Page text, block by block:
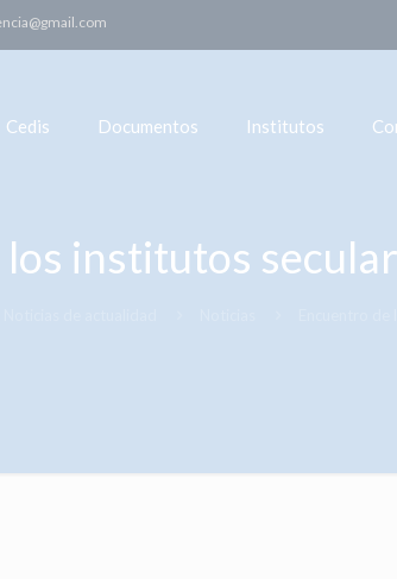
Cedis Documentos Institutos
institutos